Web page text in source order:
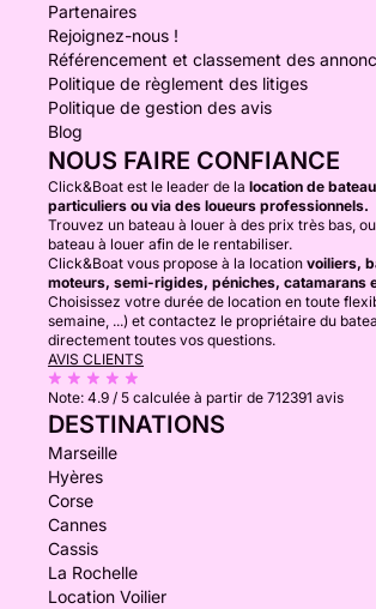
Partenaires
Rejoignez-nous !
Référencement et classement des
Politique de règlement des litiges
Politique de gestion des avis
Blog
NOUS FAIRE CONFIANCE
Click&Boat est le leader de la location de
particuliers ou via des loueurs professionnels.
Trouvez un bateau à louer à des prix très bas,
bateau à louer afin de le rentabiliser.
Click&Boat vous propose à la location voiliers,
moteurs, semi-rigides, péniches, catamarans
Choisissez votre durée de location en toute
semaine, ...) et contactez le propriétaire du
directement toutes vos questions.
AVIS CLIENTS
Note: 4.9 / 5 calculée à partir de 712391 avis
DESTINATIONS
Marseille
Hyères
Corse
Cannes
Cassis
La Rochelle
Location Voilier